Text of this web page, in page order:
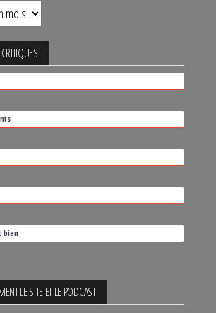
bien
LE SITE ET LE PODCAST